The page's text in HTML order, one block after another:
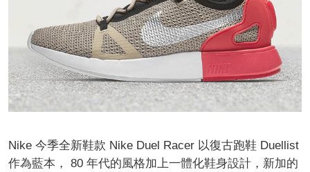
Nike 今季全新鞋款 Nike Duel Racer 以復古跑鞋 Duellist
作為藍本， 80 年代的風格加上一體化鞋身設計，新加的